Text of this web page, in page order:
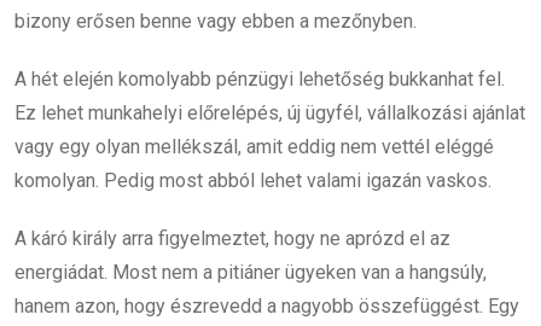
bizony erősen benne vagy ebben a mezőnyben.
A hét elején komolyabb pénzügyi lehetőség bukkanhat fel.
Ez lehet munkahelyi előrelépés, új ügyfél, vállalkozási ajánlat
vagy egy olyan mellékszál, amit eddig nem vettél eléggé
komolyan. Pedig most abból lehet valami igazán vaskos.
A káró király arra figyelmeztet, hogy ne aprózd el az
energiádat. Most nem a pitiáner ügyeken van a hangsúly,
hanem azon, hogy észrevedd a nagyobb összefüggést. Egy